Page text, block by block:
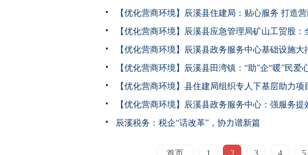
【优化营商环境】辰溪县住建局：贴心服务 打造
【优化营商环境】辰溪县政务服务中心基础设施大
【优化营商环境】辰溪县田湾镇：“助”企“暖”民
【优化营商环境】县住建局组织专人下基层助力项
【优化营商环境】辰溪县政务服务中心：强服务
辰溪税务：税企“话改革”，协力谱新篇